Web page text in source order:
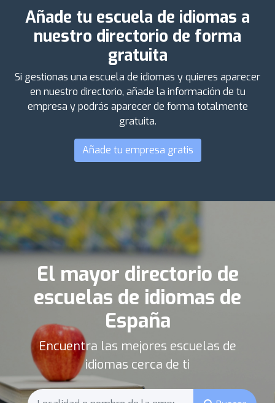
Añade tu escuela de idiomas a
nuestro directorio de forma
gratuita
Si gestionas una escuela de idiomas y quieres aparecer
en nuestro directorio, añade la información de tu
empresa y podrás aparecer de forma totalmente
gratuita.
Añade tu empresa gratis
El mayor directorio de
escuelas de idiomas de
España
Encuentra las mejores escuelas de
idiomas cerca de ti